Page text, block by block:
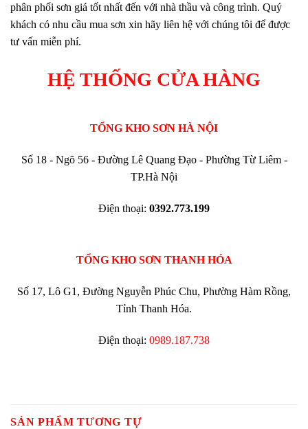
phân phối sơn giá tốt nhất đến với nhà thầu và công trình. Quý
khách có nhu cầu mua sơn xin hãy liên hệ với chúng tôi để được
tư vấn miễn phí.
HỆ THỐNG CỬA HÀNG
TỔNG KHO SƠN HÀ NỘI
Số 18 - Ngõ 56 - Đường Lê Quang Đạo - Phường Từ Liêm -
TP.Hà Nội
Điện thoại: 0392.773.199
TỔNG KHO SƠN THANH HÓA
Số 17, Lô G1, Đường Nguyễn Phúc Chu, Phường Hàm Rồng,
Tỉnh Thanh Hóa.
Điện thoại: 0989.187.738
SẢN PHẨM TƯƠNG TỰ